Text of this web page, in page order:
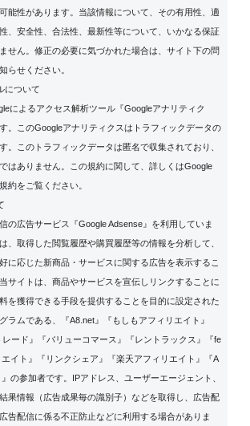
能性があります。当該情報について、その有用性、適
、安全性、合法性、最新性等について、いかなる保証
せん。修正の必要に気づかれた場合は、サイト下の問
らせください。
について
によるアクセス解析ツール『Googleアナリティク
。このGoogleアナリティクスはトラフィックデータの
。このトラフィックデータは匿名で収集されており、
はありません。この規約に関して、詳しくはGoogle
約をご覧ください。
の広告サービス『Google Adsense』を利用していま
、取得した閲覧履歴や購買履歴等の情報を分析して、
に応じた新商品・サービスに関する広告を表示するこ
サイトは、商品やサービスを宣伝しリンクすることに
を獲得できる手段を提供することを目的に設定された
ラムである、『A8.net』『もしもアフィリエイト』
レード』『バリューコマース』『レントラックス』『fe
イト』『リンクシェア』『楽天アフィリエイト』『A
の参加者です。IPアドレス、ユーザーエージェント、
果情報（広告成果毎の識別子）などを取得し、広告配
告配信に係る不正防止などに利用する場合がありま